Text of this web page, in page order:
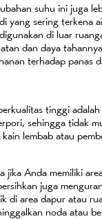
suhu ini juga
yang sering terkena
di luar
dan daya
terhadap panas
tinggi
sehingga tidak
lembab atau
Anda memiliki
juga
di area dapur atau
noda atau